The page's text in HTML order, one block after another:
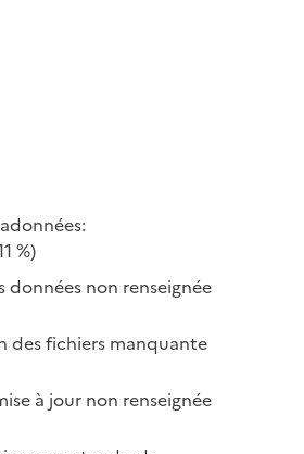
%)
données non renseignée
des fichiers manquante
à jour non renseignée